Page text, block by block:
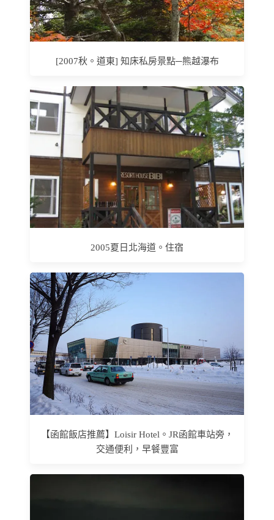
[2007秋。道東] 知床私房景點─熊越瀑布
2005夏日北海道。住宿
【函館飯店推薦】Loisir Hotel。JR函館車站旁，
交通便利，早餐豐富